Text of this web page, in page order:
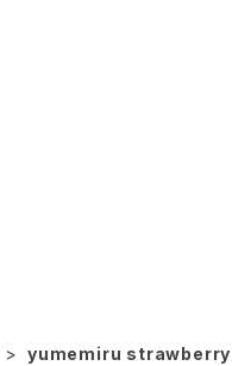
yumemiru strawberry